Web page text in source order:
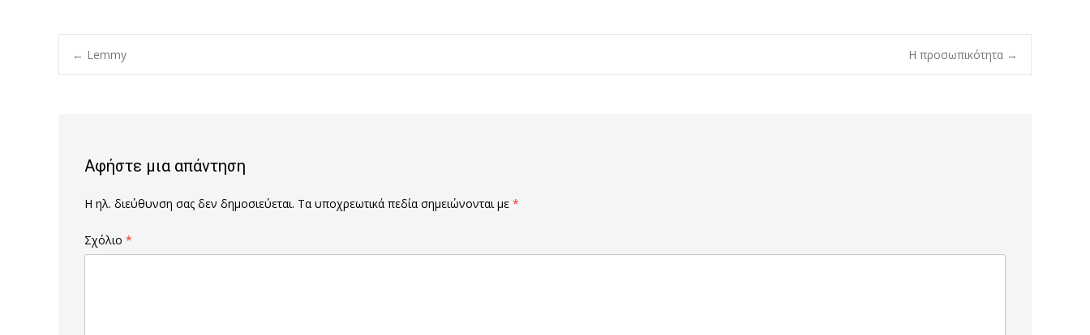
Post
← Lemmy Η προσωπικότητα →
Αφήστε μια απάντηση
Η ηλ. διεύθυνση σας δεν δημοσιεύεται. Τα υποχρεωτικά πεδία σημειώνονται με *
Σχόλιο *